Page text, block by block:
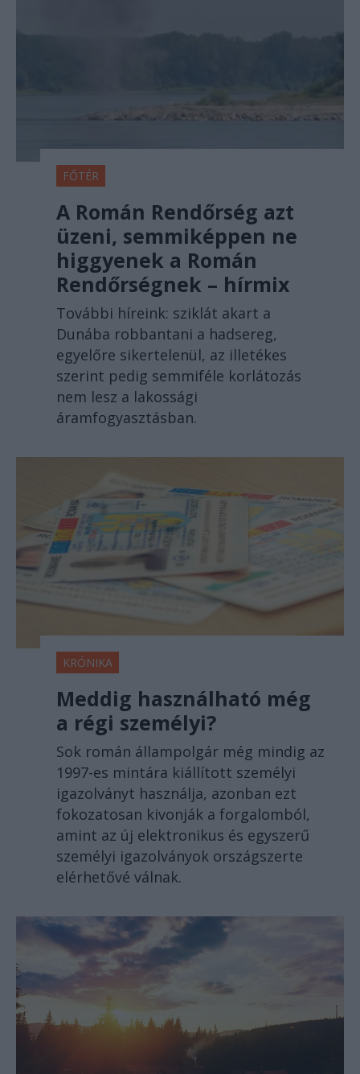
FŐTÉR
A Román Rendőrség azt
üzeni, semmiképpen ne
higgyenek a Román
Rendőrségnek – hírmix
További híreink: sziklát akart a
Dunába robbantani a hadsereg,
egyelőre sikertelenül, az illetékes
szerint pedig semmiféle korlátozás
nem lesz a lakossági
áramfogyasztásban.
KRÓNIKA
Meddig használható még
a régi személyi?
Sok román állampolgár még mindig az
1997-es mintára kiállított személyi
igazolványt használja, azonban ezt
fokozatosan kivonják a forgalomból,
amint az új elektronikus és egyszerű
személyi igazolványok országszerte
elérhetővé válnak.